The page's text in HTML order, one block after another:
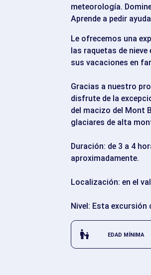
meteorología.
Aprende a pedir
Le ofrecemos una
las raquetas de
sus vacaciones en
Gracias a nuestro
disfrute de la
del macizo del Mont
glaciares de alta
Duración: de 3 a 4
aproximadamente.
Localización: en el
Nivel: Esta excursión
EDAD MÍNIMA